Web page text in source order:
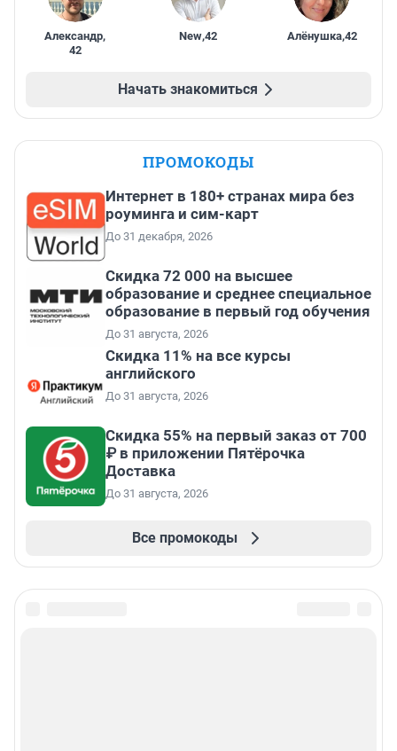
Александр,
42
New,42 Алёнушка,42
Начать знакомиться
ПРОМОКОДЫ
Интернет в 180+ странах мира без
роуминга и сим-карт
До 31 декабря, 2026
Скидка 72 000 на высшее
образование и среднее специальное
образование в первый год обучения
До 31 августа, 2026
Скидка 11% на все курсы
английского
До 31 августа, 2026
Скидка 55% на первый заказ от 700
₽ в приложении Пятёрочка
Доставка
До 31 августа, 2026
Все промокоды